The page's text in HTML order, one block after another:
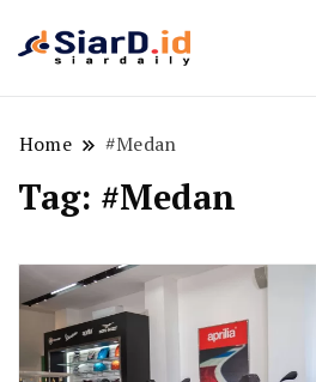
Home #Medan
Tag: #Medan